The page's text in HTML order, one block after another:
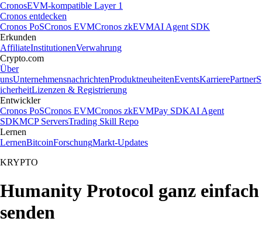
CronosEVM-kompatible Layer 1
Cronos entdecken
Cronos PoSCronos EVMCronos zkEVMAI Agent SDK
Erkunden
AffiliateInstitutionenVerwahrung
Crypto.com
Über
unsUnternehmensnachrichtenProduktneuheitenEventsKarrierePartnerS
icherheitLizenzen & Registrierung
Entwickler
Cronos PoSCronos EVMCronos zkEVMPay SDKAI Agent
SDKMCP ServersTrading Skill Repo
Lernen
LernenBitcoinForschungMarkt-Updates
KRYPTO
Humanity Protocol ganz einfach
senden